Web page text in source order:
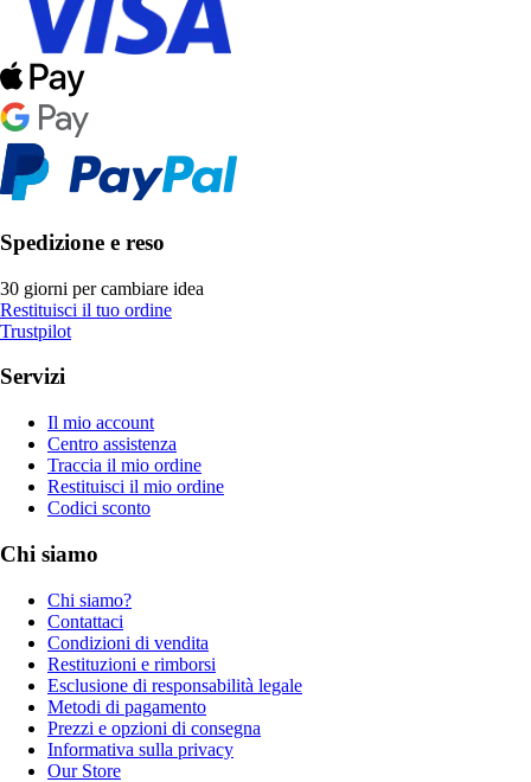
Spedizione e reso
30 giorni per cambiare idea
Restituisci il tuo ordine
Trustpilot
Servizi
Il mio account
Centro assistenza
Traccia il mio ordine
Restituisci il mio ordine
Codici sconto
Chi siamo
Chi siamo?
Contattaci
Condizioni di vendita
Restituzioni e rimborsi
Esclusione di responsabilità legale
Metodi di pagamento
Prezzi e opzioni di consegna
Informativa sulla privacy
Our Store